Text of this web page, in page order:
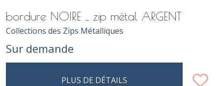
bordure NOIRE _ zip métal ARGENT
Collections des Zips Métalliques
Sur demande
PLUS DE DÉTAILS